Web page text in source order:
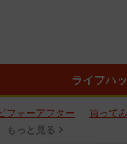
ライフハ
フォーアフター 買って
もっと見る